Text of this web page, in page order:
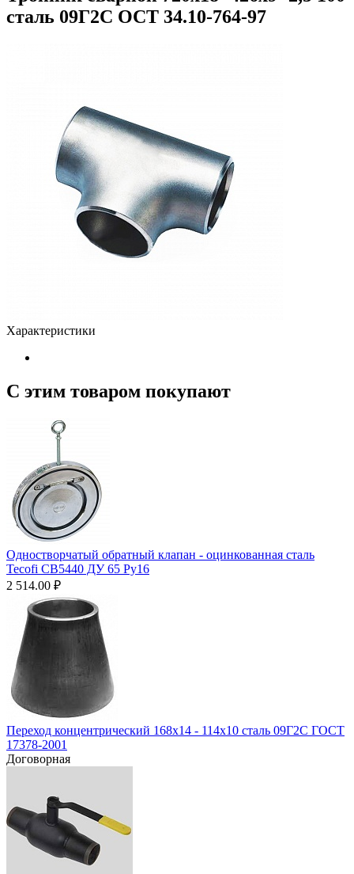
сталь 09Г2С ОСТ 34.10-764-97
Характеристики
С этим товаром покупают
Одностворчатый обратный клапан - оцинкованная сталь
Tecofi CB5440 ДУ 65 Ру16
2 514.00 ₽
Переход концентрический 168х14 - 114х10 сталь 09Г2С ГОСТ
17378-2001
Договорная